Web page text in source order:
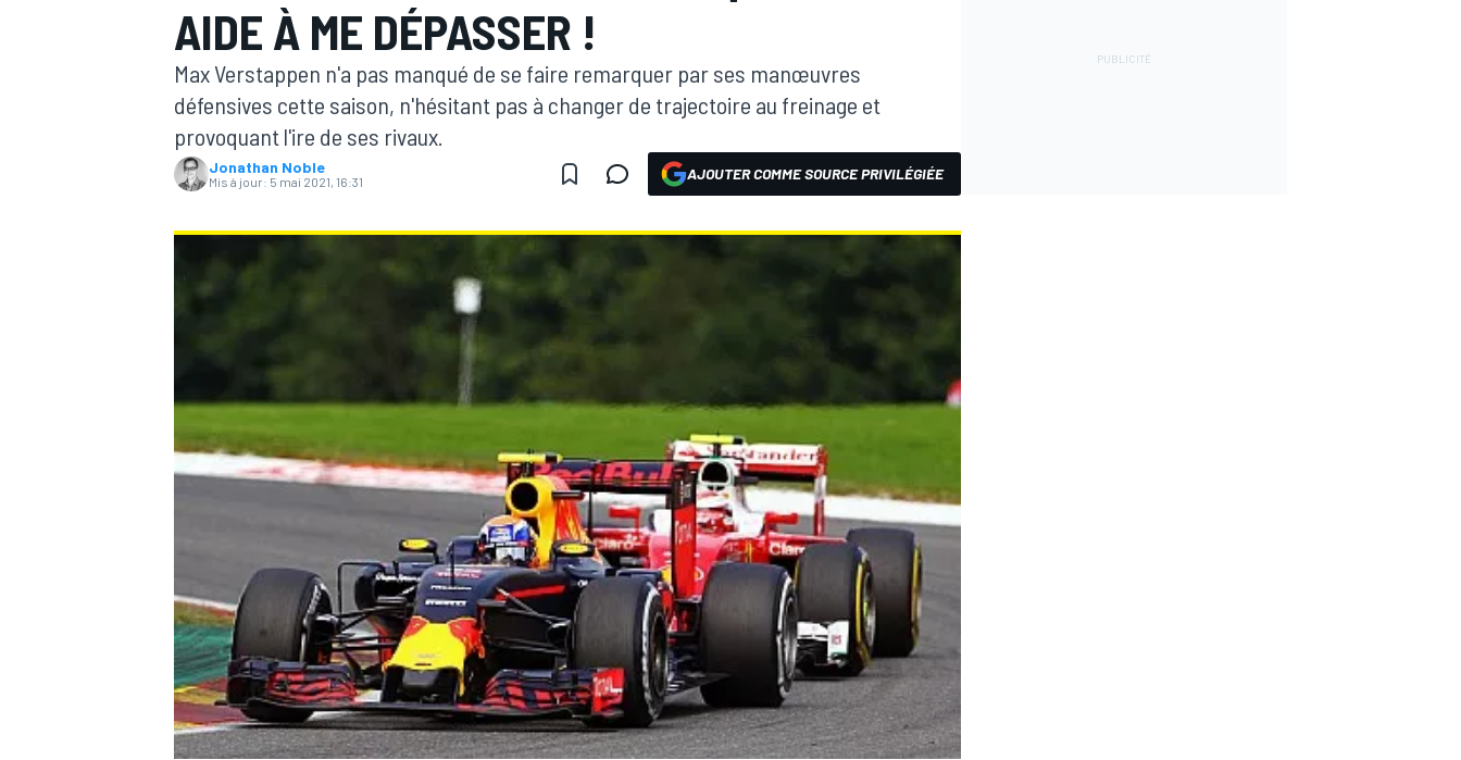
MOTOGP
AIDE À ME DÉPASSER !
Max Verstappen n'a pas manqué de se faire remarquer par ses manœuvres
défensives cette saison, n'hésitant pas à changer de trajectoire au freinage et
provoquant l'ire de ses rivaux.
Jonathan Noble
Mis à jour: 5 mai 2021, 16:31 AJOUTER COMME SOURCE PRIVILÉGIÉE